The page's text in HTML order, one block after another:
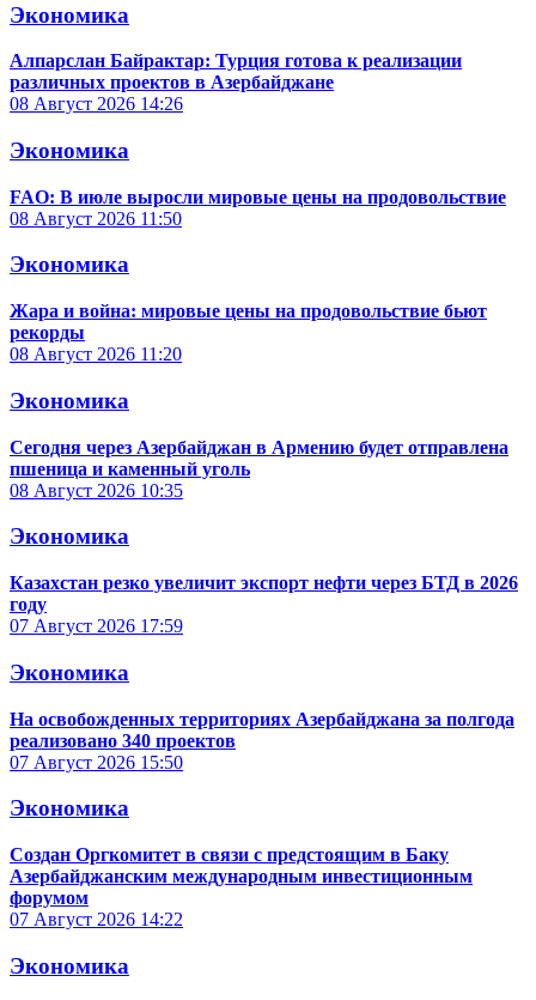
Экономика
Алпарслан Байрактар: Турция готова к реализации
различных проектов в Азербайджане
08 Август 2026 14:26
Экономика
FAO: В июле выросли мировые цены на продовольствие
08 Август 2026 11:50
Экономика
Жара и война: мировые цены на продовольствие бьют
рекорды
08 Август 2026 11:20
Экономика
Сегодня через Азербайджан в Армению будет отправлена
пшеница и каменный уголь
08 Август 2026 10:35
Экономика
Казахстан резко увеличит экспорт нефти через БТД в 2026
году
07 Август 2026 17:59
Экономика
На освобожденных территориях Азербайджана за полгода
реализовано 340 проектов
07 Август 2026 15:50
Экономика
Создан Оргкомитет в связи с предстоящим в Баку
Азербайджанским международным инвестиционным
форумом
07 Август 2026 14:22
Экономика